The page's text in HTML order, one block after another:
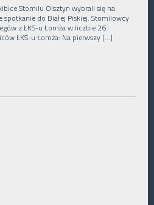
Stomilu Olsztyn wybrali się na
spotkanie do Białej Piskiej. Stomilowcy
z ŁKS-u Łomża w liczbie 26
ŁKS-u Łomża: Na pierwszy […]